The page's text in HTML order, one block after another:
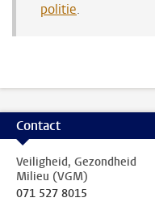
politie.
Contact
Veiligheid, Gezondheid
Milieu (VGM)
071 527 8015